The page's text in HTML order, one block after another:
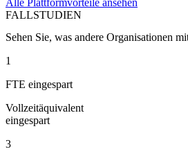
Alle Plattformvorteile ansehen
FALLSTUDIEN
Sehen Sie, was andere Organisationen
1
FTE eingespart
Vollzeitäquivalent
eingespart
3